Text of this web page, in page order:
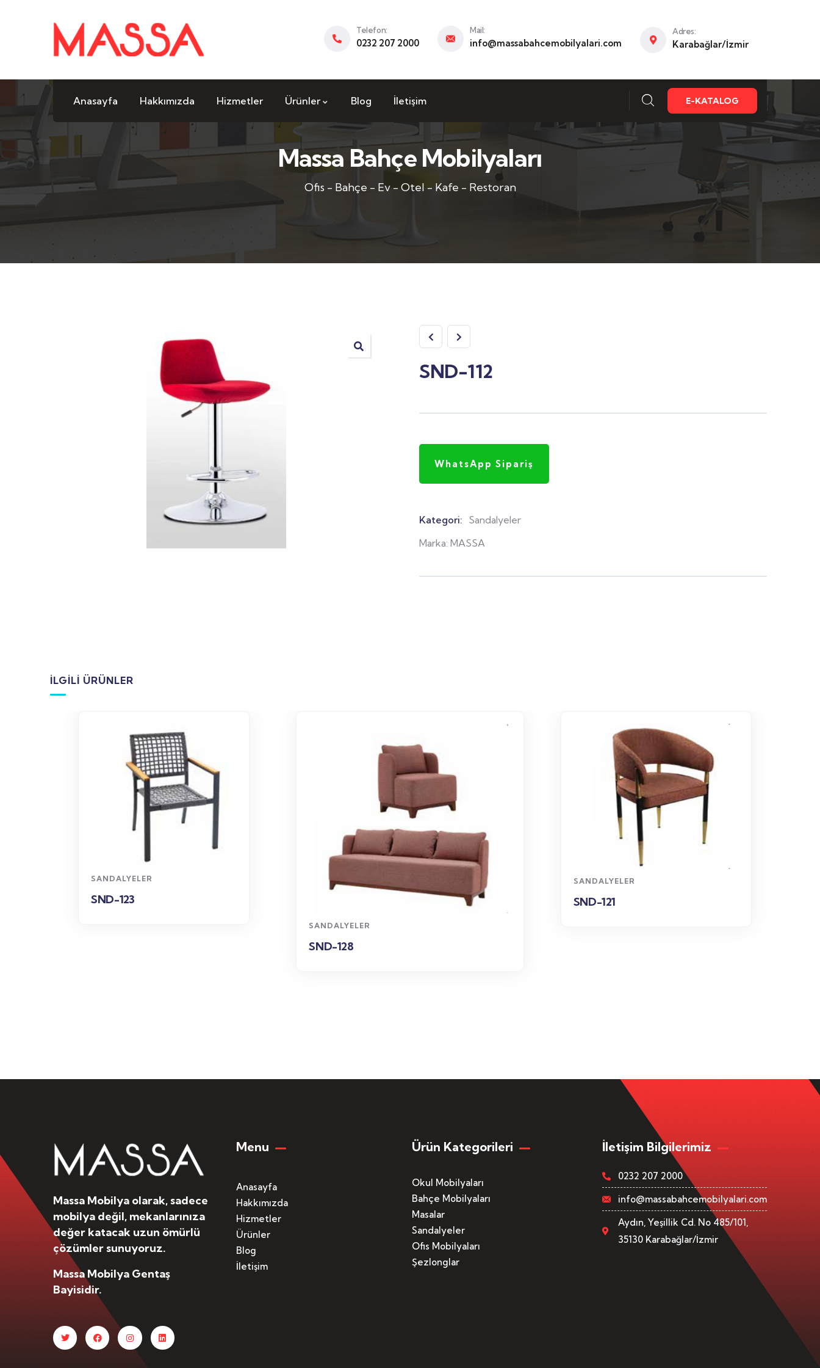
Telefon:
0232 207 2000
Mail:
info@massabahcemobilyalari.com
Adres:
Karabağlar/İzmir
Anasayfa Hakkımızda Hizmetler Ürünler Blog İletişim E-KATALOG
Massa Bahçe Mobilyaları
Ofis - Bahçe - Ev - Otel - Kafe - Restoran
SND-112
WhatsApp Sipariş
Kategori: Sandalyeler
Marka: MASSA
İLGILI ÜRÜNLER
SANDALYELER
SND-123
WhatsApp
SANDALYELER
SND-128
WhatsApp
Sipariş
SANDALYELER
SND-121
Massa Mobilya olarak, sadece
mobilya değil, mekanlarınıza
değer katacak uzun ömürlü
çözümler sunuyoruz.
Massa Mobilya Gentaş
Bayisidir.
Menu
Anasayfa
Hakkımızda
Hizmetler
Ürünler
Blog
İletişim
Ürün Kategorileri
Okul Mobilyaları
Bahçe Mobilyaları
Masalar
Sandalyeler
Ofis Mobilyaları
Şezlonglar
İletişim Bilgilerimiz
0232 207 2000
info@massabahcemobilyalari.com
Aydın, Yeşillik Cd. No 485/101,
35130 Karabağlar/İzmir